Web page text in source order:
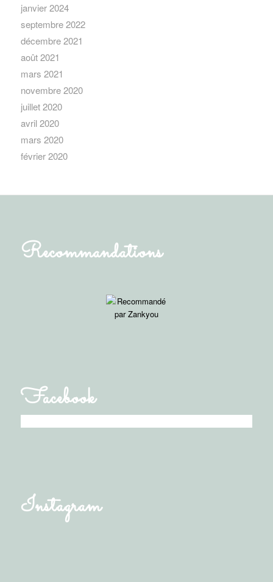
janvier 2024
septembre 2022
décembre 2021
août 2021
mars 2021
novembre 2020
juillet 2020
avril 2020
mars 2020
février 2020
Recommandations
Facebook
Instagram